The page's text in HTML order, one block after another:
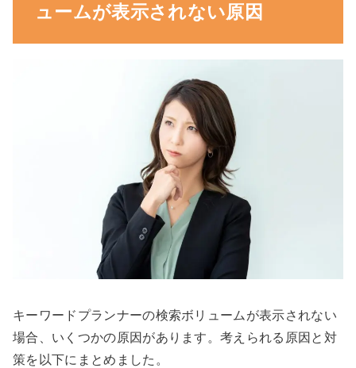
ュームが表示されない原因
キーワードプランナーの検索ボリュームが表示されない
場合、いくつかの原因があります。考えられる原因と対
策を以下にまとめました。